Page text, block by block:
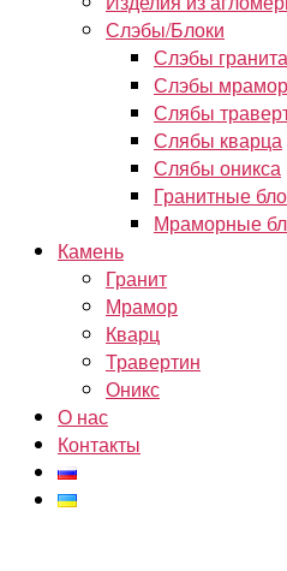
Слэбы/Блоки
Слэбы гранита
Слэбы
Слябы
Слябы кварца
Слябы оникса
Гранитные
Мраморные
Камень
Гранит
Мрамор
Кварц
Травертин
Оникс
О нас
Контакты